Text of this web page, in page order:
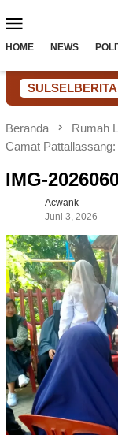
ke
Mobile
HOME NEWS
Kakanwil
Beranda
Rumah
Camat
IMG-
Acwank
Juni 3, 2026